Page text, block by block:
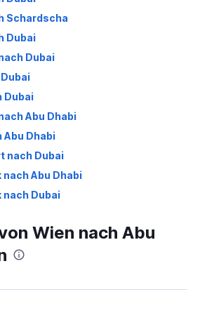
Schardscha
Dubai
Dubai
Dubai
Abu Dhabi
Abu Dhabi
nach Dubai
nach Abu Dhabi
nach Dubai
Wien nach Abu